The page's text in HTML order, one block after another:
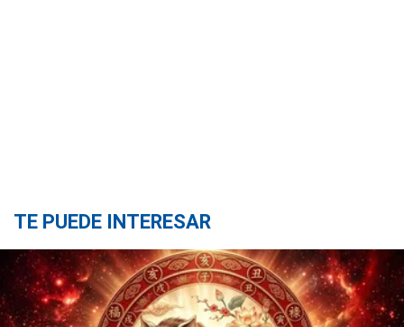
TE PUEDE INTERESAR